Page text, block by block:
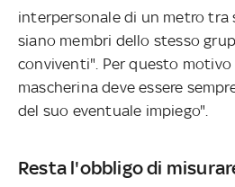
interpersonale di un metro tra
siano membri dello stesso
conviventi". Per questo motivo
mascherina deve essere
del suo eventuale impiego".
Resta l'obbligo di